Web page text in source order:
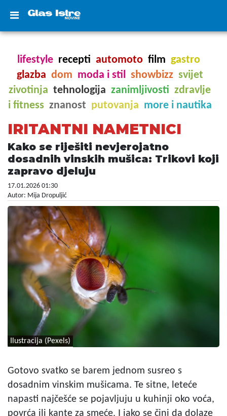
lifestyle recepti automoto film gastro
glazba dom moda i stil showbizz svijet
zivotinja tehnologija zanimljivosti zdravlje
i fitness znanost putovanja more i nautika
IRITANTNI NAMETNICI
Kako se riješiti nevjerojatno
dosadnih vinskih mušica: Trikovi koji
zapravo djeluju
17.01.2026 01:30
Autor: Mija Dropuljić
Ilustracija (Pexels)
Gotovo svatko se barem jednom susreo s
dosadnim vinskim mušicama. Te sitne, leteće
napasti najčešće se pojavljuju u kuhinji oko voća,
povrća ili kante za smeće. I iako se čini da dolaze